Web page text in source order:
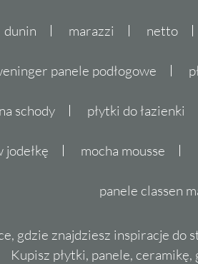
dunin marazzi netto
panele podłogowe
schody płytki do łazienki
jodełkę mocha mousse
panele classen
gdzie znajdziesz inspiracje do
Kupisz płytki, panele,